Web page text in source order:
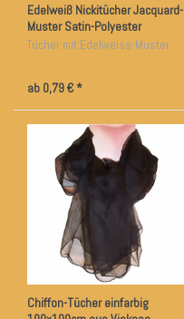
Edelweiß Nickitücher Jacquard-
Muster Satin-Polyester
Tücher mit Edelweiss-Muster
ab 0,79 € *
Chiffon-Tücher einfarbig